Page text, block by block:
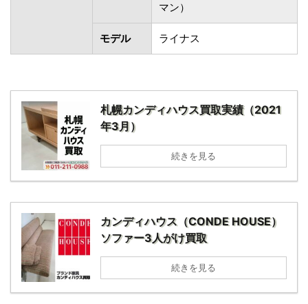
マン）
モデル ライナス
札幌カンディハウス買取実績（2021
年3月）
続きを見る
カンディハウス（CONDE HOUSE）
ソファー3人がけ買取
続きを見る